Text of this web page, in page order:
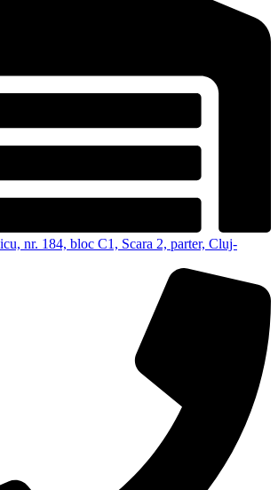
nr. 184, bloc C1, Scara 2, parter, Cluj-